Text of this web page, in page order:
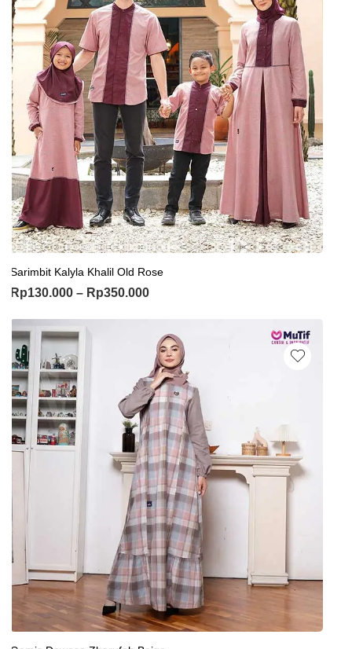
Sarimbit Kalyla Khalil Old Rose
Rp130.000 – Rp350.000